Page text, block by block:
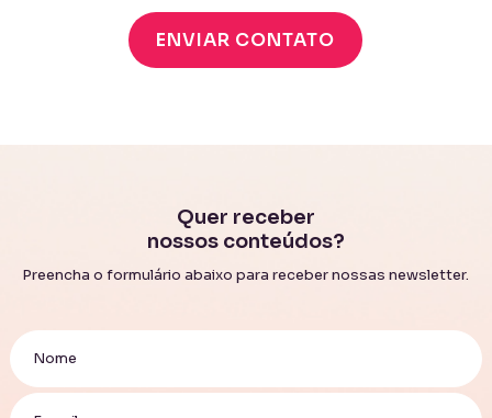
Quer receber
nossos conteúdos?
Preencha o formulário abaixo para receber nossas newsletter.